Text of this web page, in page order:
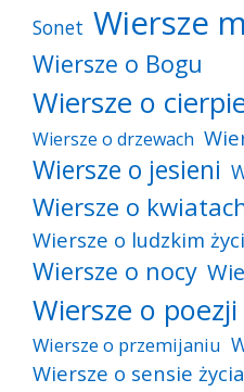
Sonet Wiersze
Wiersze o Bogu
Wiersze o
Wiersze o drzewach
Wiersze o jesieni
Wiersze o
Wiersze o ludzkim
Wiersze o nocy
Wiersze o poezji
Wiersze o przemijaniu
Wiersze o sensie życia